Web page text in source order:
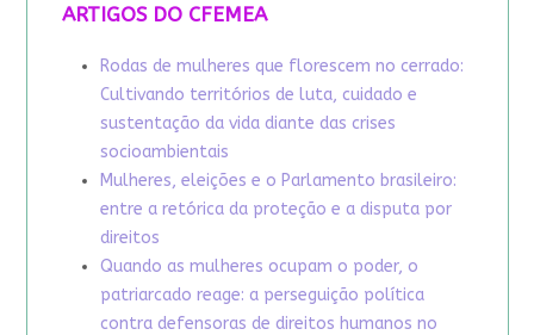
ARTIGOS DO CFEMEA
Rodas de mulheres que florescem no cerrado:
Cultivando territórios de luta, cuidado e
sustentação da vida diante das crises
socioambientais
Mulheres, eleições e o Parlamento brasileiro:
entre a retórica da proteção e a disputa por
direitos
Quando as mulheres ocupam o poder, o
patriarcado reage: a perseguição política
contra defensoras de direitos humanos no